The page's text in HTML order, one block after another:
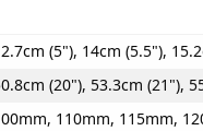
(5"), 14cm (5.5"),
(20"), 53.3cm (21"),
110mm, 115mm,